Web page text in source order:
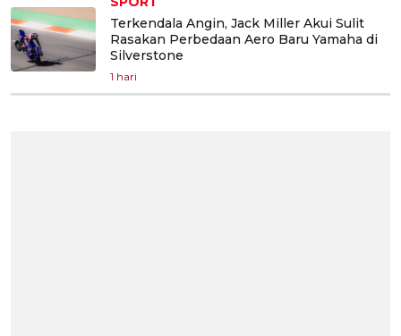
Terkendala Angin, Jack Miller Akui Sulit
Rasakan Perbedaan Aero Baru Yamaha di
Silverstone
1 hari